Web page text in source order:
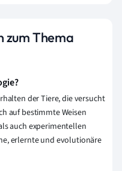
zum Thema
der Tiere, die versucht
auf bestimmte Weisen
auch experimentellen
erlernte und evolutionäre